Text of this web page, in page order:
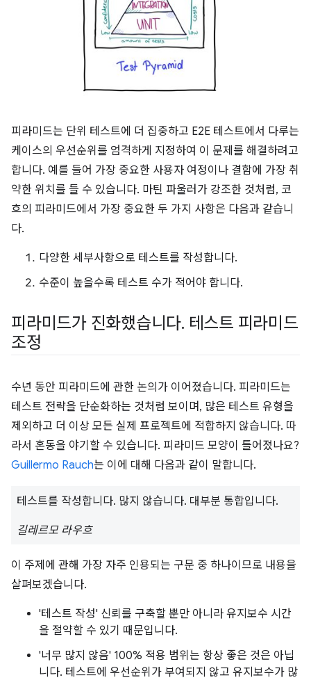
피라미드는 단위 테스트에 더 집중하고 E2E 테스트에서 다루는
케이스의 우선순위를 엄격하게 지정하여 이 문제를 해결하려고
합니다. 예를 들어 가장 중요한 사용자 여정이나 결함에 가장 취
약한 위치를 들 수 있습니다. 마틴 파울러가 강조한 것처럼, 코
흐의 피라미드에서 가장 중요한 두 가지 사항은 다음과 같습니
다.
다양한 세부사항으로 테스트를 작성합니다.
수준이 높을수록 테스트 수가 적어야 합니다.
피라미드가 진화했습니다. 테스트 피라미드
조정
수년 동안 피라미드에 관한 논의가 이어졌습니다. 피라미드는
테스트 전략을 단순화하는 것처럼 보이며, 많은 테스트 유형을
제외하고 더 이상 모든 실제 프로젝트에 적합하지 않습니다. 따
라서 혼동을 야기할 수 있습니다. 피라미드 모양이 틀어졌나요?
Guillermo Rauch는 이에 대해 다음과 같이 말합니다.
테스트를 작성합니다. 많지 않습니다. 대부분 통합입니다.
길레르모 라우흐
이 주제에 관해 가장 자주 인용되는 구문 중 하나이므로 내용을
살펴보겠습니다.
'테스트 작성' 신뢰를 구축할 뿐만 아니라 유지보수 시간
을 절약할 수 있기 때문입니다.
'너무 많지 않음' 100% 적용 범위는 항상 좋은 것은 아닙
니다. 테스트에 우선순위가 부여되지 않고 유지보수가 많